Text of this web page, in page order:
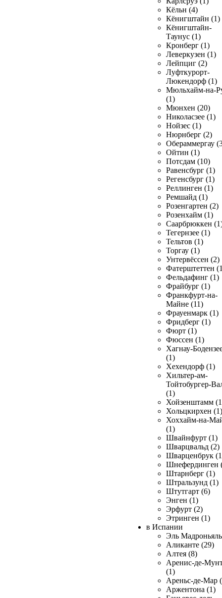
Кёльн (4)
Кёнигштайн (1)
Кёнигштайн-
Таунус (1)
Кронберг (1)
Леверкузен (1)
Лейпциг (2)
Луфткурорт-
Люкендорф (1)
Мюльхайм-на-
(1)
Мюнхен (20)
Николасзее (1)
Нойзес (1)
Нюрнберг (2)
Обераммергау
Ойтин (1)
Потсдам (10)
Равенсбург (1)
Регенсбург (1)
Реллинген (1)
Ремшайд (1)
Розенгартен (2)
Розенхайм (1)
Саарбрюккен
Тегернзее (1)
Тельтов (1)
Торгау (1)
Унтервёссен (2)
Фатерштеттен
Фельдафинг (1)
Фрайбург (1)
Франкфурт-на-
Майне (11)
Фрауенмарк (1)
Фридберг (1)
Фюрт (1)
Фюссен (1)
Хагнау-
(1)
Хехендорф (1)
Хильтер-ам-
Тойтобургер-
(1)
Хойзенштамм
Хольцкирхен (1)
Хоххайм-на-
(1)
Швайнфурт (1)
Шварцвальд (2)
Шварценбрук
Шнефердинген
Штарнберг (1)
Штральзунд (1)
Штутгарт (6)
Энген (1)
Эрфурт (2)
Этринген (1)
в Испании
Эль
Аликанте (29)
Алтея (8)
Аренис-де-
(1)
Ареньс-де-Мар
Аржентона (1)